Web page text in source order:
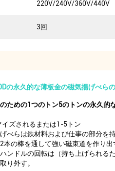
220V/240V/360V/440V
3回
の永久的な薄板金の磁気揚げべら
ための1つのトン5のトンの永久的
ズされるまたは1-5トン
べらは鉄材料および仕事の部分を
本の棒を通して強い磁束道を作り
ンドルの回転は（持ち上げられる
り外す。